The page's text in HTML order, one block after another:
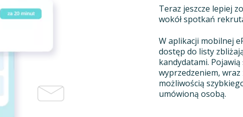
Teraz jeszcze lepiej
wokół spotkań
W aplikacji mobilnej
dostęp do listy
kandydatami.
wyprzedzeniem,
możliwością
umówioną osobą.